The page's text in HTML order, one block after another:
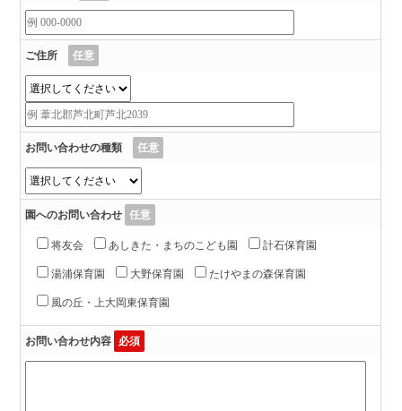
ご住所 任意
お問い合わせの種類 任意
園へのお問い合わせ 任意
将友会 あしきた・まちのこども園 計石保育園
湯浦保育園 大野保育園 たけやまの森保育園
風の丘・上大岡東保育園
お問い合わせ内容 必須